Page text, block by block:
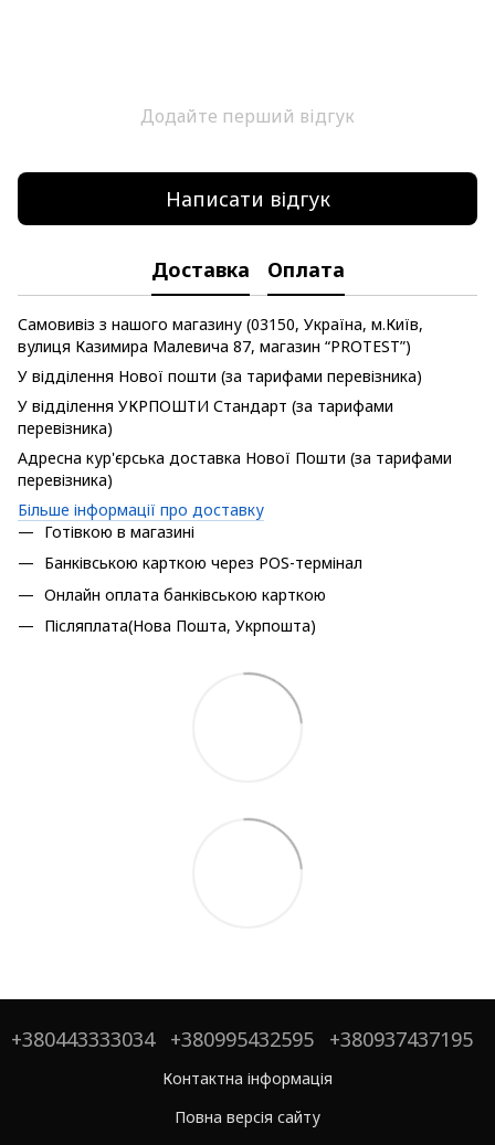
Додайте перший відгук
Написати відгук
Доставка Оплата
Самовивіз з нашого магазину (03150, Україна, м.Київ,
вулиця Казимира Малевича 87, магазин “PROTEST”)
У відділення Нової пошти (за тарифами перевізника)
У відділення УКРПОШТИ Стандарт (за тарифами
перевізника)
Адресна кур'єрська доставка Нової Пошти (за тарифами
перевізника)
Більше інформації про доставку
Готівкою в магазині
Банківською карткою через POS-термінал
Онлайн оплата банківською карткою
Післяплата(Нова Пошта, Укрпошта)
+380443333034 +380995432595 +380937437195
Контактна інформація
Повна версія сайту